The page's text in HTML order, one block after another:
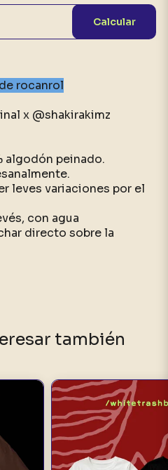
Calcular
rocanrol
x @shakirakimz
algodón peinado.
leves variaciones por el
con agua
directo sobre la
también